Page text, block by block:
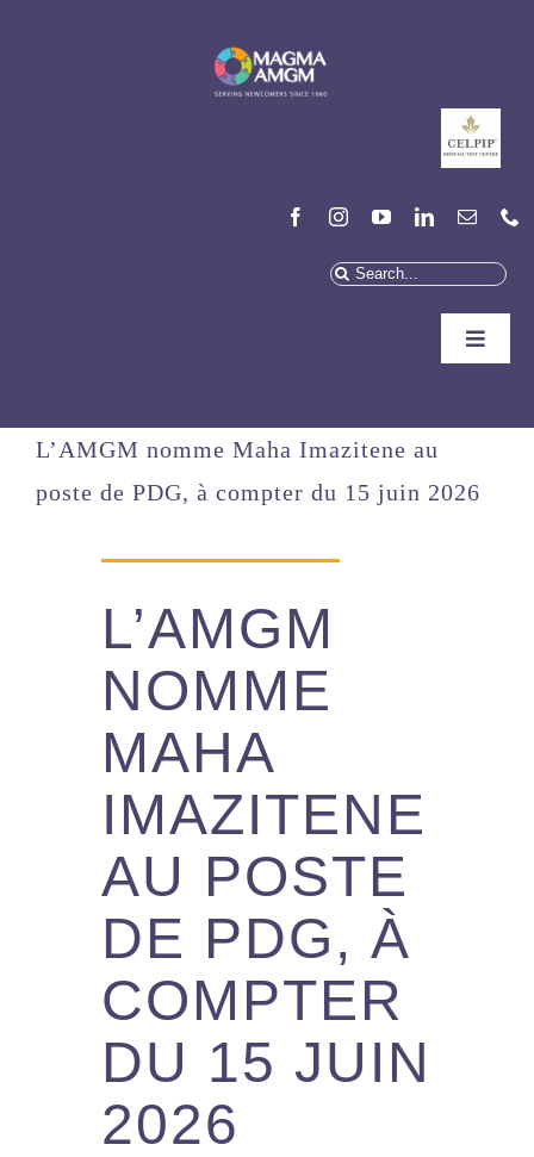
Recherchez
Toggle
On Peut Vous Aider
Comment Aider
En Savoir Plus
Contactez nous
English
L’AMGM nomme Maha Imazitene au
poste de PDG, à compter du 15 juin 2026
L’AMGM
NOMME
MAHA
IMAZITENE
AU POSTE
DE PDG, À
COMPTER
DU 15 JUIN
2026